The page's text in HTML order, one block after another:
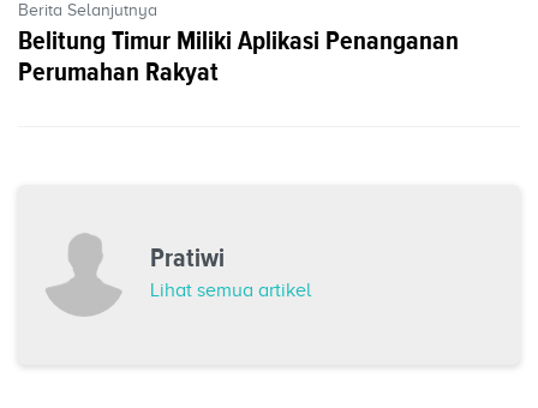
Berita Selanjutnya
Belitung Timur Miliki Aplikasi Penanganan
Perumahan Rakyat
Pratiwi
Lihat semua artikel